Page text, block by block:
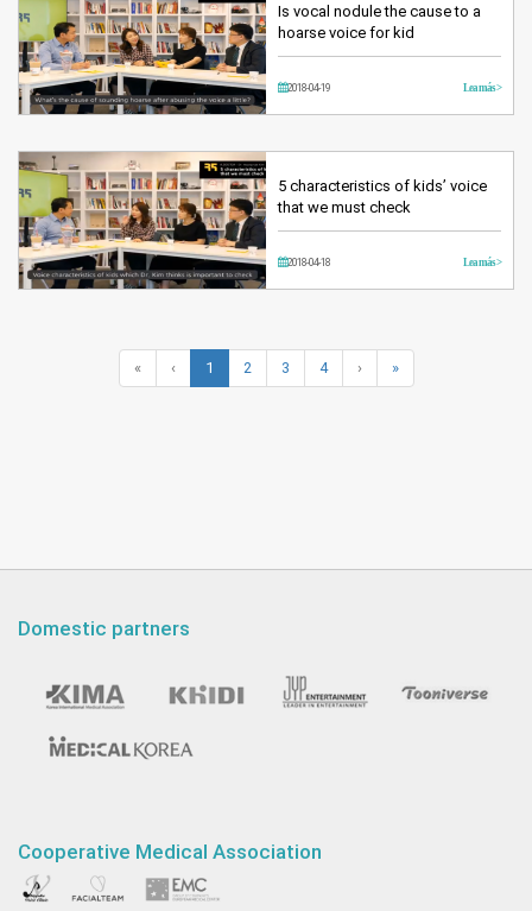
Is vocal nodule the cause to a
hoarse voice for kid
2018-04-19 Lea más >
5 characteristics of kids’ voice
that we must check
2018-04-18 Lea más >
« ‹ 1 2 3 4 › »
Domestic partners
Cooperative Medical Association